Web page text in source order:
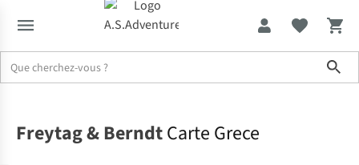
Freytag & BerndtCarte Grece